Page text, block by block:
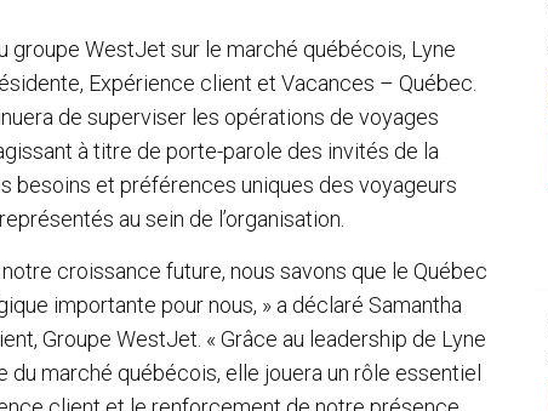
groupe WestJet sur le marché québécois, Lyne
Expérience client et Vacances – Québec.
de superviser les opérations de voyages
à titre de porte-parole des invités de la
besoins et préférences uniques des voyageurs
au sein de l’organisation.
croissance future, nous savons que le Québec
importante pour nous, » a déclaré Samantha
Groupe WestJet. « Grâce au leadership de Lyne
du marché québécois, elle jouera un rôle essentiel